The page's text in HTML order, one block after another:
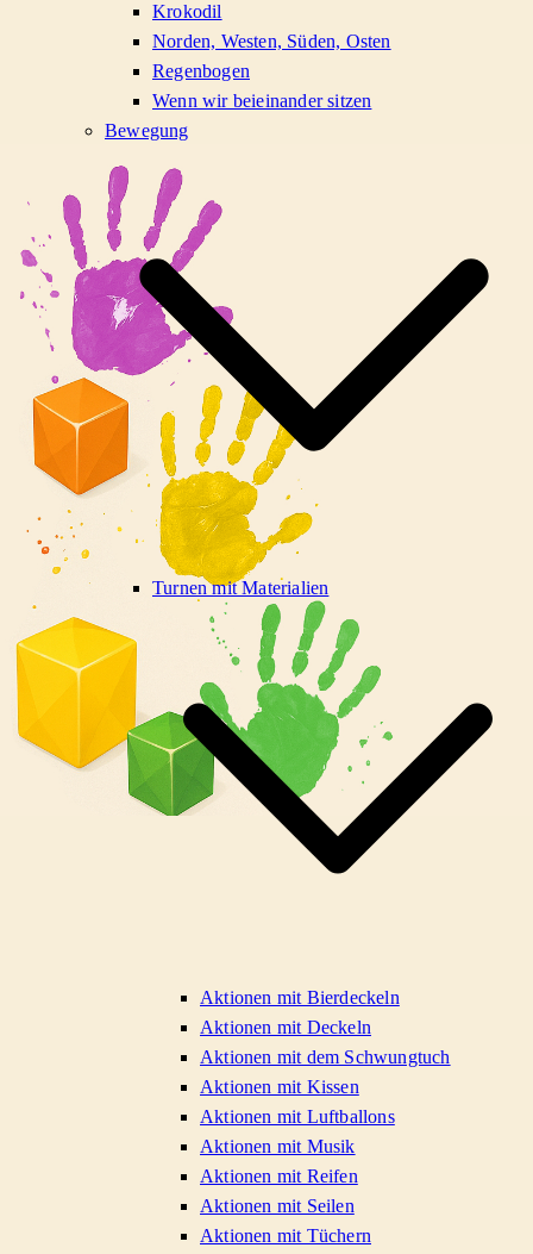
Krokodil
Norden, Westen, Süden, Osten
Regenbogen
Wenn wir beieinander sitzen
Bewegung
Turnen mit Materialien
Aktionen mit Bierdeckeln
Aktionen mit Deckeln
Aktionen mit dem Schwungtuch
Aktionen mit Kissen
Aktionen mit Luftballons
Aktionen mit Musik
Aktionen mit Reifen
Aktionen mit Seilen
Aktionen mit Tüchern